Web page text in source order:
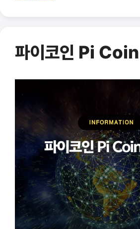
파이코인 Pi